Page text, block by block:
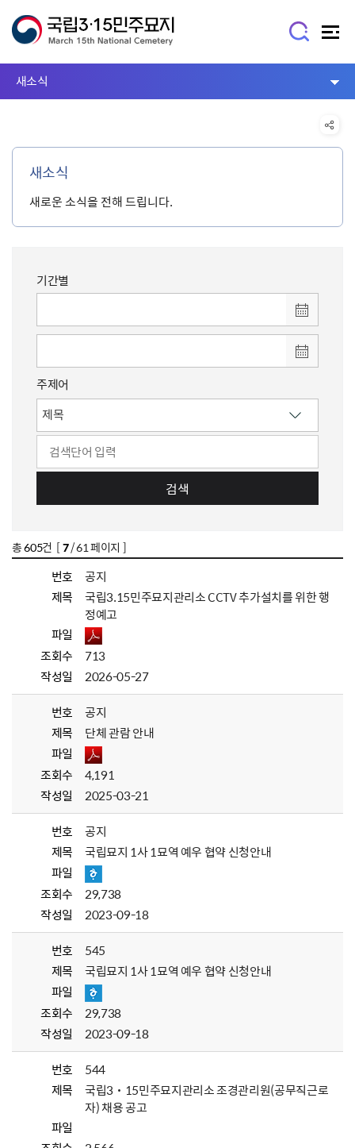
새소식
새소식
새로운 소식을 전해 드립니다.
기간별
주제어
검색
총605건 [7/ 61 페이지 ]
번호
공지
제목
국립3.15민주묘지관리소 CCTV 추가설치를 위한 행
정예고
파일
조회수
713
작성일
2026-05-27
번호
공지
제목
단체 관람 안내
파일
조회수
4,191
작성일
2025-03-21
번호
공지
제목
국립묘지 1사 1묘역 예우 협약 신청안내
파일
조회수
29,738
작성일
2023-09-18
번호
545
제목
국립묘지 1사 1묘역 예우 협약 신청안내
파일
조회수
29,738
작성일
2023-09-18
번호
544
제목
국립3˙15민주묘지관리소 조경관리원(공무직근로
자) 채용 공고
파일